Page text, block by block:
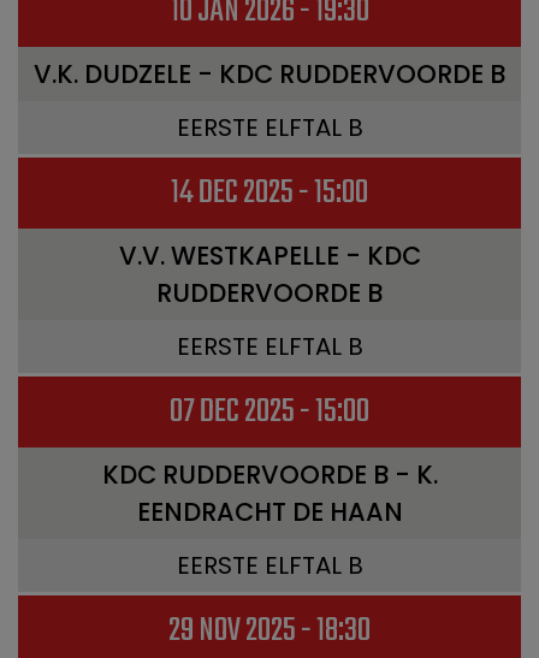
10 JAN 2026 - 19:30
V.K. DUDZELE - KDC RUDDERVOORDE B
EERSTE ELFTAL B
14 DEC 2025 - 15:00
V.V. WESTKAPELLE - KDC
RUDDERVOORDE B
EERSTE ELFTAL B
07 DEC 2025 - 15:00
KDC RUDDERVOORDE B - K.
EENDRACHT DE HAAN
EERSTE ELFTAL B
29 NOV 2025 - 18:30